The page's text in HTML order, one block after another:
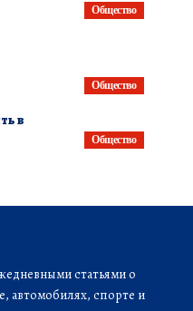
Общество
Общество
Общество
в
статьями о
автомобилях, спорте и